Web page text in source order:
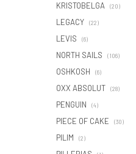
KRISTOBELGA (20)
LEGACY (22)
LEVIS (6)
NORTH SAILS (106)
OSHKOSH (6)
OXX ABSOLUT (28)
PENGUIN (4)
PIECE OF CAKE (30)
PILIM (2)